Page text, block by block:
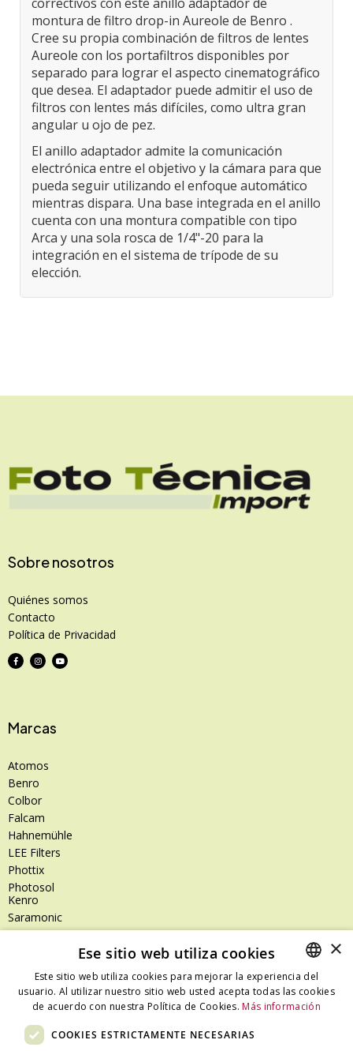
montura de filtro drop-in Aureole de Benro .
Cree su propia combinación de filtros de lentes
Aureole con los portafiltros disponibles por
separado para lograr el aspecto cinematográfico
que desea. El adaptador puede admitir el uso de
filtros con lentes más difíciles, como ultra gran
angular u ojo de pez.
El anillo adaptador admite la comunicación
electrónica entre el objetivo y la cámara para que
pueda seguir utilizando el enfoque automático
mientras dispara. Una base integrada en el anillo
cuenta con una montura compatible con tipo
Arca y una sola rosca de 1/4"-20 para la
integración en el sistema de trípode de su
elección.
Sobre nosotros
Quiénes somos
Contacto
Política de Privacidad
Marcas
Atomos
Benro
Colbor
Falcam
Hahnemühle
LEE Filters
Phottix
Photosol
Kenro
Saramonic
Shimoda
SanDisk Professional
Tenba
Zeiss
SPANISH
×
Ese sitio web utiliza cookies
Este sitio web utiliza cookies para mejorar la experiencia del
usuario. Al utilizar nuestro sitio web usted acepta todas las cookies
de acuerdo con nuestra Política de Cookies. Más información
COOKIES ESTRICTAMENTE NECESARIAS